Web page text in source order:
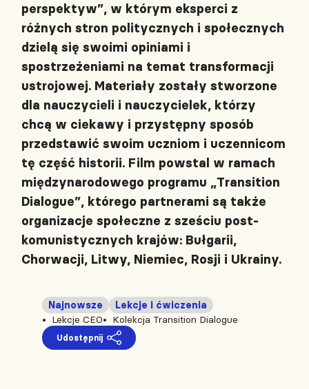
perspektyw”, w którym eksperci z
różnych stron politycznych i społecznych
dzielą się swoimi opiniami i
spostrzeżeniami na temat transformacji
ustrojowej. Materiały zostały stworzone
dla nauczycieli i nauczycielek, którzy
chcą w ciekawy i przystępny sposób
przedstawić swoim uczniom i uczennicom
tę część historii. Film powstal w ramach
międzynarodowego programu „Transition
Dialogue”, którego partnerami są także
organizacje społeczne z sześciu post-
komunistycznych krajów: Bułgarii,
Chorwacji, Litwy, Niemiec, Rosji i Ukrainy.
Lekcje CEO
Najnowsze
Lekcje i ćwiczenia
Kolekcja Transition Dialogue
Udostępnij